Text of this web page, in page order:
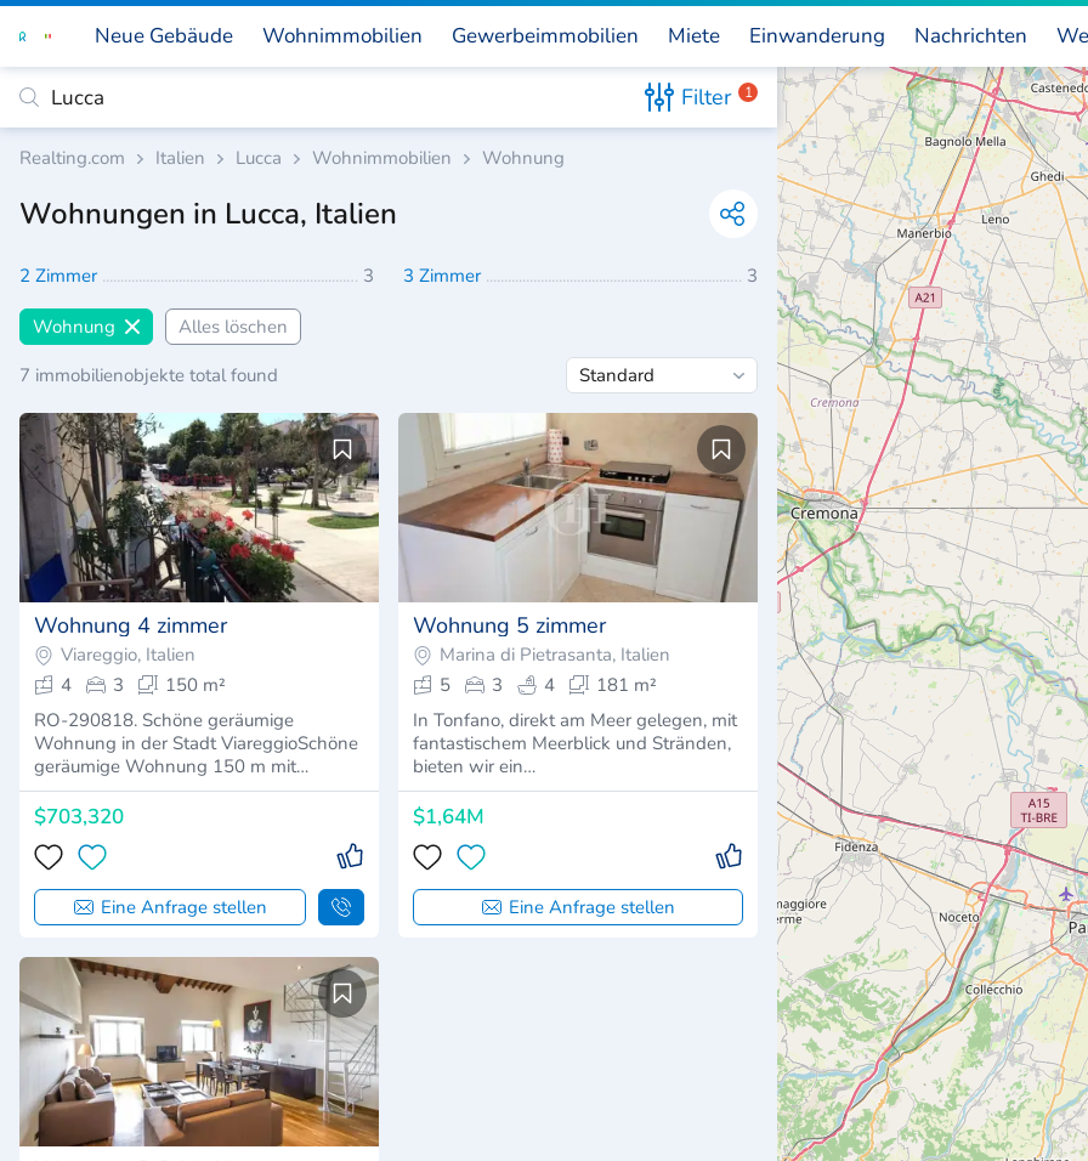
Neue Gebäude Wohnimmobilien Gewerbeimmobilien Miete Einwanderung Nachrichten
Filter 1
Realting.com Italien Lucca Wohnimmobilien Wohnung
Wohnungen in Lucca, Italien
2 Zimmer 3 3 Zimmer 3
Wohnung
Alles löschen
7 immobilienobjekte total found
Wohnung 4 zimmer
Viareggio, Italien
4
3
150 m²
RO-290818. Schöne geräumige
Wohnung in der Stadt ViareggioSchöne
geräumige Wohnung 150 m mit…
$703,320
Eine Anfrage stellen
Wohnung 5 zimmer
Marina di Pietrasanta, Italien
5
3 4
181 m²
In Tonfano, direkt am Meer gelegen, mit
fantastischem Meerblick und Stränden,
bieten wir ein…
$1,64M
Eine Anfrage stellen